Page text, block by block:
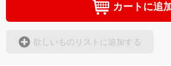
カートに追
欲しいものリストに追加する